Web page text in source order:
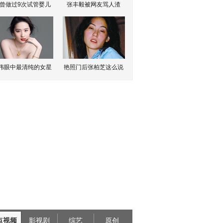
做过9次试管婴儿 张丰毅被网友骂人渣
眼中最清纯的女星 艳照门后张柏芝这么说
视频 影视剧 综艺 原创